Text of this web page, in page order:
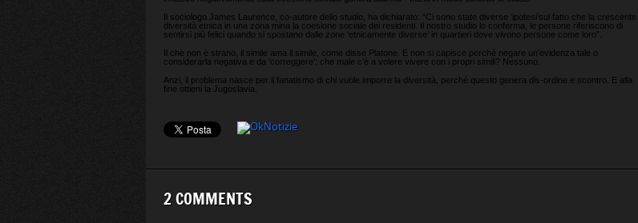
Il sociologo James Laurence, co-autore dello studio, ha dichiarato: “Ci sono state diverse ‘ipotesi’sul fatto che la crescente
diversità etnica in una zona mina la coesione sociale dei residenti. Il nostro studio lo conferma, le persone riferiscono di
sentirsi più felici quando si spostano dalle zone ‘etnicamente diverse’ in quartieri dove vivono persone come loro”.
Il che non è strano, il simile ama il simile, come disse Platone. E non si capisce perché negare un’evidenza tale o
considerarla negativa e da ‘correggere’: che male c’è a volere vivere con i propri simili? Nessuno.
Anzi, il problema nasce per il fanatismo di chi vuole imporre la diversità, perché questo genera dis-ordine e scontro. E alla
fine ottieni la Jugoslavia.
2 COMMENTS